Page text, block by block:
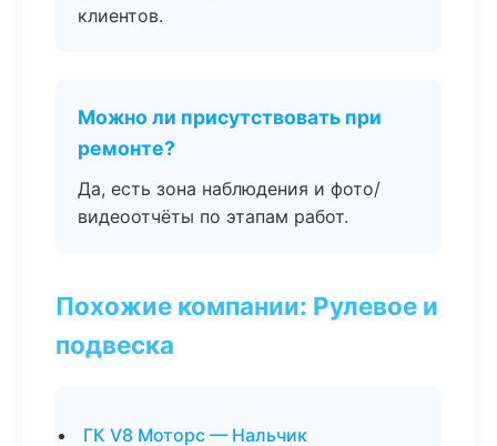
клиентов.
Можно ли присутствовать при
ремонте?
Да, есть зона наблюдения и фото/
видеоотчёты по этапам работ.
Похожие компании: Рулевое и
подвеска
ГК V8 Моторс — Нальчик